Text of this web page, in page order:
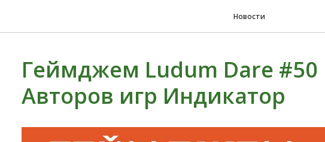
Новости
Геймджем Ludum Dare #50
Авторов игр Индикатор